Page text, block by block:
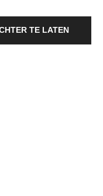
TE LATEN